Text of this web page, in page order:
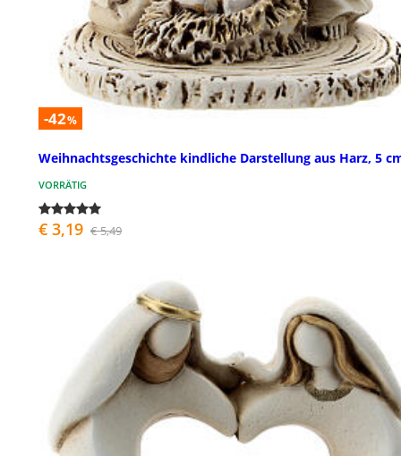
-42%
Weihnachtsgeschichte kindliche Darstellung aus Harz, 5
VORRÄTIG
€ 3,19 € 5,49